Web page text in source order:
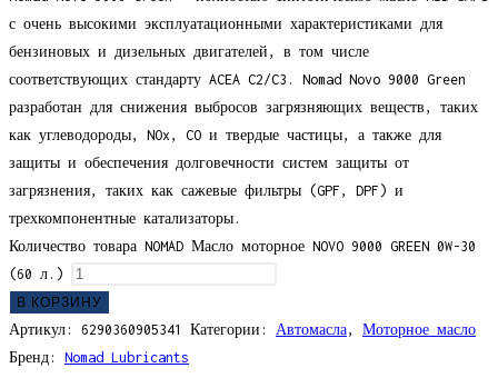
с очень высокими эксплуатационными характеристиками для
бензиновых и дизельных двигателей, в том числе
соответствующих стандарту ACEA C2/C3. Nomad Novo 9000 Green
разработан для снижения выбросов загрязняющих веществ, таких
как углеводороды, NOx, CO и твердые частицы, а также для
защиты и обеспечения долговечности систем защиты от
загрязнения, таких как сажевые фильтры (GPF, DPF) и
трехкомпонентные катализаторы.
Количество товара NOMAD Масло моторное NOVO 9000 GREEN 0W-30
(60 л.)
В КОРЗИНУ
Артикул: 6290360905341 Категории: Автомасла, Моторное масло
Бренд: Nomad Lubricants